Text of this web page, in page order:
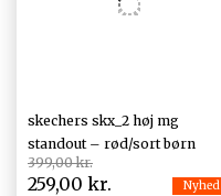
skechers skx_2 høj mg
standout – rød/sort børn
399,00 kr.
259,00 kr. Nyhed